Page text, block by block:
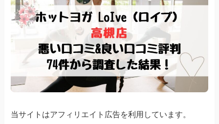
当サイトはアフィリエイト広告を利用しています。